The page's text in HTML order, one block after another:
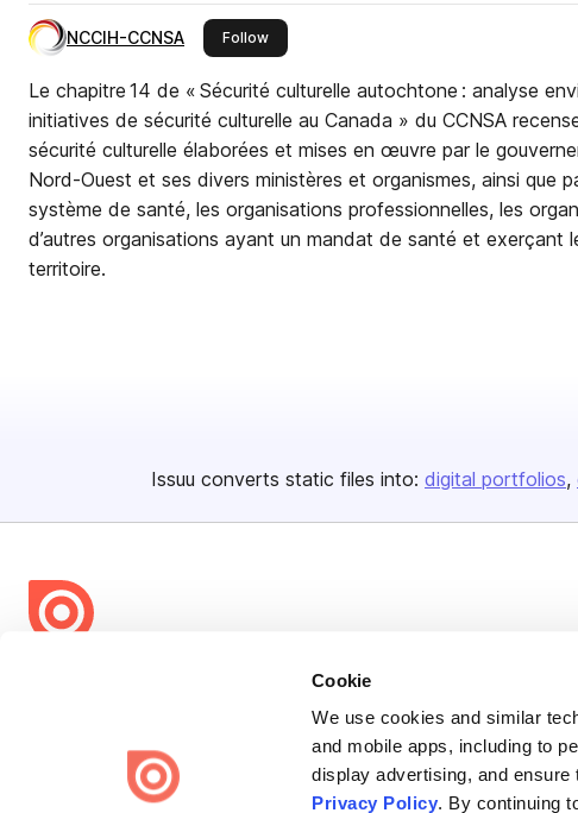
Cookie
We use cookies and similar
and mobile apps, including to
display advertising, and
Privacy Policy. By continuing
NCCIH-CCNSA Followthis publisher
Le chapitre 14 de « Sécurité culturelle autochtone : analyse
initiatives de sécurité culturelle au Canada » du CCNSA
sécurité culturelle élaborées et mises en œuvre par le
Nord-Ouest et ses divers ministères et organismes, ainsi que
système de santé, les organisations professionnelles, les
d’autres organisations ayant un mandat de santé et exerçant
territoire.
Issuu converts static files into: digital portfolios
share everywhere.
Issuu turns PDFs and other files into interactive flipbooks and
engaging content for every channel.